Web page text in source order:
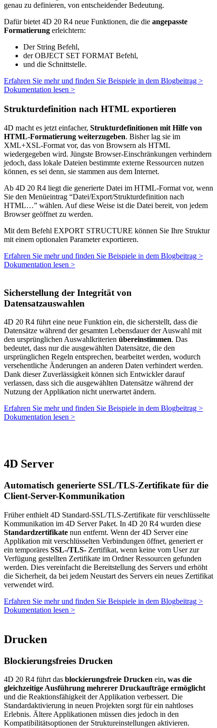
genau zu definieren, von entscheidender Bedeutung.
Dafür bietet 4D 20 R4 neue Funktionen, die die angepasste
Formatierung erleichtern:
Der String Befehl,
derOBJECT SET FORMAT Befehl,
und die Schnittstelle.
Erfahren Sie mehr und finden Sie Beispiele in dem Blogbeitrag >
Dokumentation lesen >
Strukturdefinition nach HTML exportieren
4D macht es jetzt einfacher, Strukturdefinitionen mit Hilfe von
HTML-Formatierung weiterzugeben. Bisher lag sie im
XML+XSL-Format vor, das von Browsern als HTML
wiedergegeben wird. Jüngste Browser-Einschränkungen verhindern
jedoch, dass lokale Dateien bestimmte externe Ressourcen nutzen
können, es sei denn, sie stammen aus dem Internet.
Ab 4D 20 R4 liegt die generierte Datei im HTML-Format vor, wenn
Sie den Menüeintrag “Datei/Export/Strukturdefinition nach
HTML…” wählen. Auf diese Weise ist die Datei bereit, von jedem
Browser geöffnet zu werden.
Mit dem Befehl EXPORT STRUCTURE können Sie Ihre Struktur
mit einem optionalen Parameter exportieren.
Erfahren Sie mehr und finden Sie Beispiele in dem Blogbeitrag >
Dokumentation lesen >
Sicherstellung der Integrität von
Datensatzauswahlen
4D 20 R4 führt eine neue Funktion ein, die sicherstellt, dass die
Datensätze während der gesamten Lebensdauer der Auswahl mit
den ursprünglichen Auswahlkriterien übereinstimmen. Das
bedeutet, dass nur die ausgewählten Datensätze, die den
ursprünglichen Regeln entsprechen, bearbeitet werden, wodurch
versehentliche Änderungen an anderen Daten verhindert werden.
Dank dieser Zuverlässigkeit können sich Entwickler darauf
verlassen, dass sich die ausgewählten Datensätze während der
Nutzung der Applikation nicht unerwartet ändern.
Erfahren Sie mehr und finden Sie Beispiele in dem Blogbeitrag >
Dokumentation lesen >
4D Server
Automatisch generierte SSL/TLS-Zertifikate für die
Client-Server-Kommunikation
Früher enthielt 4D Standard-SSL/TLS-Zertifikate für verschlüsselte
Kommunikation im 4D Server Paket. In 4D 20 R4 wurden diese
Standardzertifikate nun entfernt. Wenn der 4D Server eine
Applikation mit verschlüsselten Verbindungen öffnet, generiert er
ein temporäres SSL-/TLS- Zertifikat, wenn keine vom User zur
Verfügung gestellten Zertifikate im Ordner Ressourcen gefunden
werden. Dies vereinfacht die Bereitstellung des Servers und erhöht
die Sicherheit, da bei jedem Neustart des Servers ein neues Zertifikat
verwendet wird.
Erfahren Sie mehr und finden Sie Beispiele in dem Blogbeitrag >
Dokumentation lesen >
Drucken
Blockierungsfreies Drucken
4D 20 R4 führt das blockierungsfreie Drucken ein, was die
gleichzeitige Ausführung mehrerer Druckaufträge ermöglicht
und die Reaktionsfähigkeit der Applikation verbessert. Die
Standardaktivierung in neuen Projekten sorgt für ein nahtloses
Erlebnis. Ältere Applikationen müssen dies jedoch in den
Kompatibilitätsoptionen der Struktureinstellungen aktivieren.